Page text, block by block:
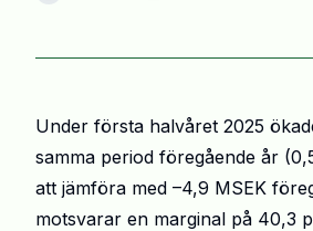
Under första halvåret 2025
samma period föregående år
att jämföra med –4,9 MSEK
motsvarar en marginal på 40,3